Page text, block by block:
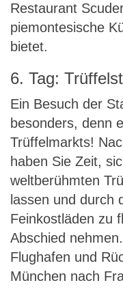
Restaurant
piemontesische
bietet.
6. Tag:
Ein Besuch der
besonders, denn
Trüffelmarkts!
haben Sie Zeit,
weltberühmten
lassen und durch
Feinkostläden zu
Abschied
Flughafen und
München nach